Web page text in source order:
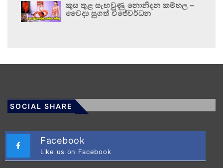
කුස තුළ සැඟවුණු නොනිදන කම්හල –
වෛද්‍ය සුගත් විජේවර්ධන
SOCIAL SHARE
Facebook
Like us on Facebook